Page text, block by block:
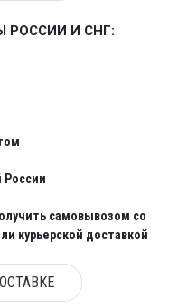
РОССИИ И СНГ:
России
самовывозом со
курьерской доставкой